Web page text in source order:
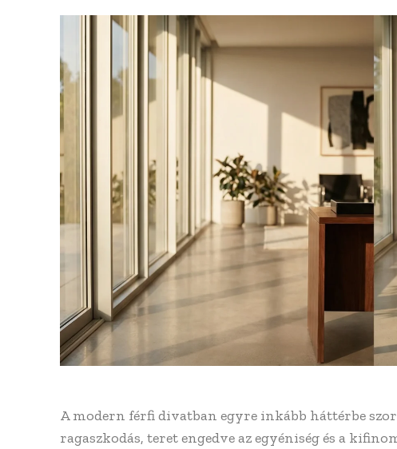
A modern férfi divatban egyre inkább háttérbe
ragaszkodás, teret engedve az egyéniség és a